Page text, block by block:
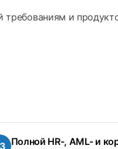
и
Полной HR-, AML- и